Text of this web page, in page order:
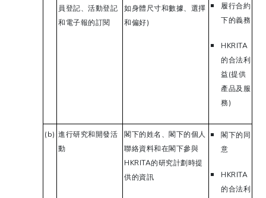
員登記、活動登記
和電子報的訂閱
如身體尺寸和數據、選擇
和偏好)
履行合約
下的義務
HKRITA
的合法利
益(提供
產品及服
務)
(b) 進行研究和開發活
動
閣下的姓名、閣下的個人
聯絡資料和在閣下參與
HKRITA的研究計劃時提
供的資訊
閣下的同
意
HKRITA
的合法利